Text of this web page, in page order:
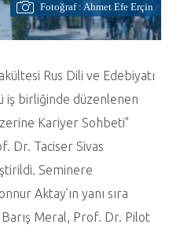
Fotoğraf : Ahmet Efe Erçin
Rus Dili ve Edebiyatı
iş birliğinde düzenlenen
Kariyer Sohbeti"
Dr. Taciser Sivas
Seminere
Aktay’ın yanı sıra
Meral, Prof. Dr. Pilot